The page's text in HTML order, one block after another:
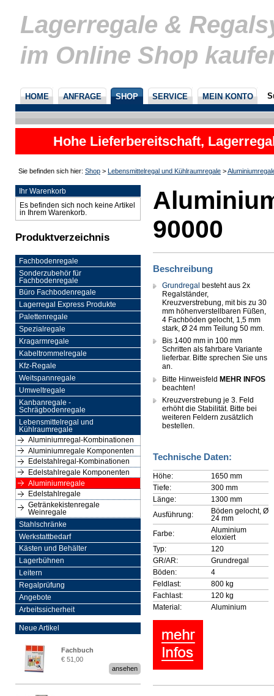
Lagerregale &
im Online Shop
HOME ANFRAGE SHOP SERVICE MEIN KONTO
Hohe Lieferbereitschaft,
nicht
Sie befinden sich hier: Shop > Lebensmittelregal und Kühlraumregale >
Ihr Warenkorb
Es befinden sich noch keine Artikel
in Ihrem Warenkorb.
Produktverzeichnis
Fachbodenregale
Sonderzubehör für
Fachbodenregale
Büro Fachbodenregale
Lagerregal Express Produkte
Palettenregale
Spezialregale
Kragarmregale
Kabeltrommelregale
Kfz-Regale
Weitspannregale
Umweltregale
Kanbanregale -
Schrägbodenregale
Lebensmittelregal und
Kühlraumregale
Aluminiumregal-Kombinationen
Aluminiumregale Komponenten
Edelstahlregal-Kombinationen
Edelstahlregale Komponenten
Aluminiumregale
Edelstahlregale
Getränkekistenregale
Weinregale
Stahlschränke
Werkstattbedarf
Kästen und Behälter
Lagerbühnen
Leitern
Regalprüfung
Angebote
Arbeitssicherheit
Neue Artikel
Fachbuch
„Regalprüfung nach DIN
€ 51,00
ansehen
90000
Beschreibung
Grundregal besteht aus 2x
Regalständer,
Kreuzverstrebung, mit bis zu 30
mm höhenverstellbaren Füßen,
4 Fachböden gelocht, 1,5 mm
stark, Ø 24 mm Teilung 50 mm.
Bis 1400 mm in 100 mm
Schritten als fahrbare Variante
lieferbar. Bitte sprechen Sie uns
an.
Bitte Hinweisfeld MEHR INFOS
beachten!
Kreuzverstrebung je 3. Feld
erhöht die Stabilität. Bitte bei
weiteren Feldern zusätzlich
bestellen.
Technische Daten:
Höhe:
1650 mm
Tiefe:
300 mm
Länge:
1300 mm
Ausführung:
Böden gelocht, Ø
24 mm
Farbe:
Aluminium
eloxiert
Typ:
120
GR/AR:
Grundregal
Böden:
4
Feldlast:
800 kg
Fachlast:
120 kg
Material:
Aluminium